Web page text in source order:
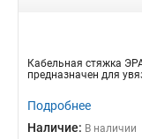
Кабельная стяжка
предназначен для
Подробнее
Наличие: В наличии